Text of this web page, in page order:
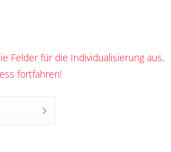
Felder für die Individualisierung aus,
fortfahren!